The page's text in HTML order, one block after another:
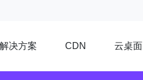
解决方案 CDN 云桌面